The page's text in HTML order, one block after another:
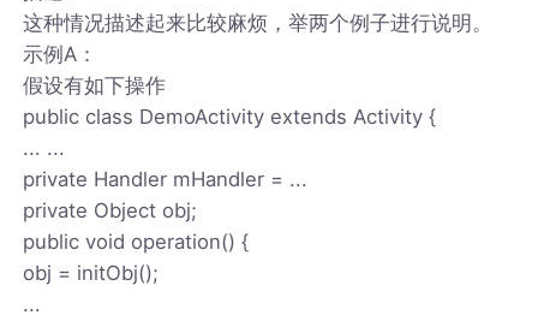
这种情况描述起来比较麻烦，举两个例子进行说明。
示例A：
假设有如下操作
public class DemoActivity extends Activity {
... ...
private Handler mHandler = ...
private Object obj;
public void operation() {
obj = initObj();
...